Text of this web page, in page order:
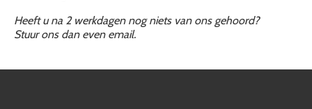
Heeft u na 2 werkdagen nog niets van ons gehoord?
Stuur ons dan even email.